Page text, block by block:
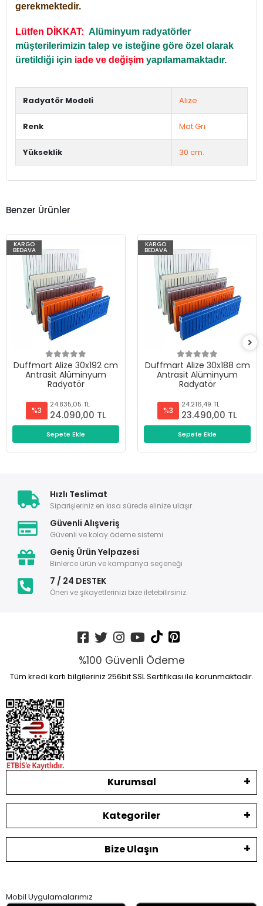
gerekmektedir.
Lütfen DİKKAT: Alüminyum radyatörler
müşterilerimizin talep ve isteğine göre özel olarak
üretildiği için iade ve değişim yapılamamaktadır.
Radyatör Modeli Alize
Renk Mat Gri
Yükseklik 30 cm.
Benzer Ürünler
KARGO
BEDAVA
Duffmart Alize 30x192 cm
Antrasit Alüminyum
Radyatör
%3
24.835,05 TL
24.090,00 TL
Sepete Ekle
KARGO
BEDAVA
Duffmart Alize 30x188 cm
Antrasit Alüminyum
Radyatör
%3
24.216,49 TL
23.490,00 TL
Sepete Ekle
Hızlı Teslimat
Siparişleriniz en kısa sürede elinize ulaşır.
Güvenli Alışveriş
Güvenli ve kolay ödeme sistemi
Geniş Ürün Yelpazesi
Binlerce ürün ve kampanya seçeneği
7 / 24 DESTEK
Öneri ve şikayetlerinizi bize iletebilirsiniz.
%100 Güvenli Ödeme
Tüm kredi kartı bilgileriniz 256bit SSL Sertifikası ile korunmaktadır.
Kurumsal
Kategoriler
Bize Ulaşın
Mobil Uygulamalarımız